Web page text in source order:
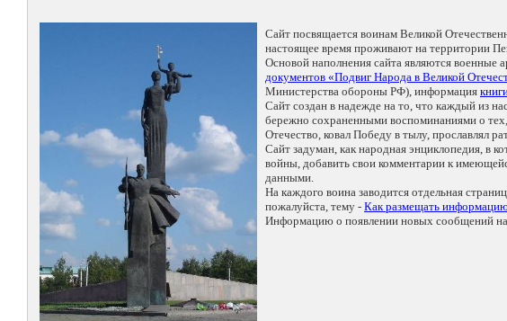
Сайт посвящается воинам Великой
настоящее время проживают на территории
Основой наполнения сайта являются военные
документов «Подвиг Народа в Великой
Министерства обороны РФ), информация
Сайт создан в надежде на то, что каждый из
бережно сохраненными воспоминаниями о
Отечество, ковал Победу в тылу, прославлял
Сайт задуман, как народная энциклопедия, в
войны, добавить свои комментарии к
данными.
На каждого воина заводится отдельная
пожалуйста, тему - Как размещать
Информацию о появлении новых сообщений на